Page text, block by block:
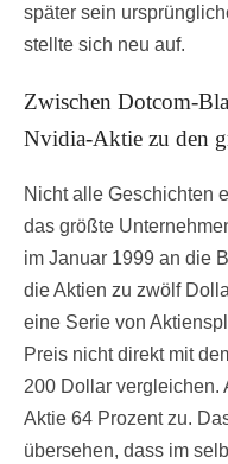
später sein
stellte sich neu auf.
Zwischen Dotcom-
Nvidia-Aktie zu den
Nicht alle Geschichten
das größte
im Januar 1999 an die
die Aktien zu zwölf
eine Serie von
Preis nicht direkt mit
200 Dollar vergleichen.
Aktie 64 Prozent zu.
übersehen, dass im